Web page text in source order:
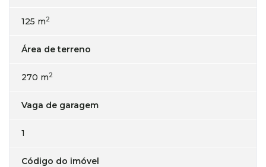
125 m2
Área de terreno
270 m2
Vaga de garagem
1
Código do imóvel